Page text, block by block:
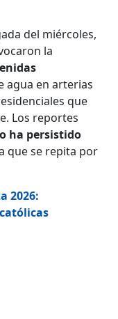
del miércoles,
la
agua en arterias
que
Los reportes
ha persistido
que se repita por
2026: